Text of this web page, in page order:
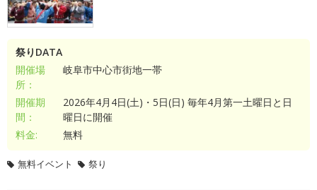
祭りDATA
開催場
所：
岐阜市中心市街地一帯
開催期
間：
2026年4月4日(土)・5日(日) 毎年4月第一土曜日と日
曜日に開催
料金:
無料
無料イベント 祭り